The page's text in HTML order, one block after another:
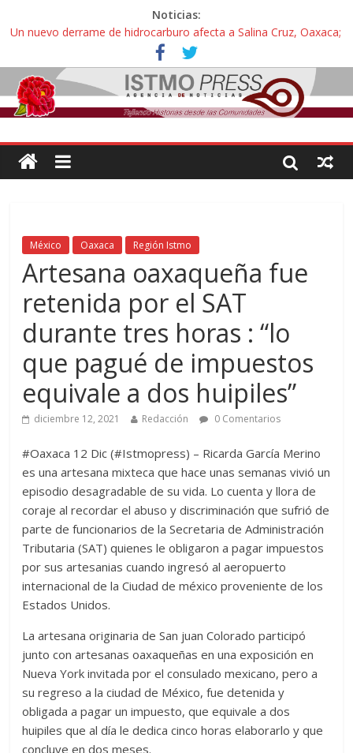
Noticias:
Un nuevo derrame de hidrocarburo afecta a Salina Cruz, Oaxaca;
ahora pescadores de Salinas del Marqués denuncian daños de
Pemex
Ángel, el joven autista expulsado por la Universidad Bienestar de
Ixtepec, Oaxaca vuelve a las aulas tras amparo
Familiares de periodista Alejandro Leyva se reúnen con titular de
intelectuales de su asesinato
Alertan pescadores de Juchitán, Oaxaca de nuevo despojo de su
México Oaxaca Región Istmo
Artesana oaxaqueña fue
retenida por el SAT
durante tres horas : “lo
que pagué de impuestos
equivale a dos huipiles”
diciembre 12, 2021 Redacción 0 Comentarios
#Oaxaca 12 Dic (#Istmopress) – Ricarda García Merino
es una artesana mixteca que hace unas semanas vivió un
episodio desagradable de su vida. Lo cuenta y llora de
coraje al recordar el abuso y discriminación que sufrió de
parte de funcionarios de la Secretaria de Administración
Tributaria (SAT) quienes le obligaron a pagar impuestos
por sus artesanias cuando ingresó al aeropuerto
internacional de la Ciudad de méxico proveniente de los
Estados Unidos.
La artesana originaria de San juan Colorado participó
junto con artesanas oaxaqueñas en una exposición en
Nueva York invitada por el consulado mexicano, pero a
su regreso a la ciudad de México, fue detenida y
obligada a pagar un impuesto, que equivale a dos
huipiles que al día le dedica cinco horas elaborarlo y que
concluye en dos meses.